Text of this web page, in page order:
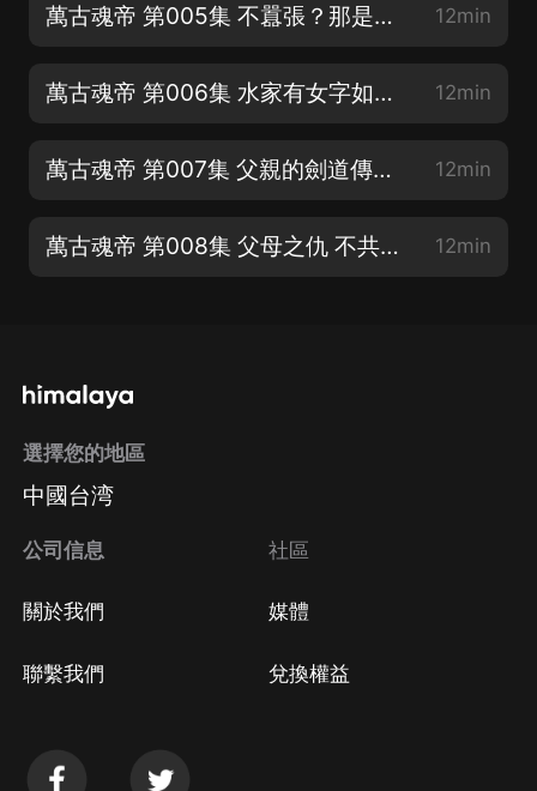
萬古魂帝 第005集 不囂張？那是古藏龍？| 好聽的話，要分享呦 12min
萬古魂帝 第006集 水家有女字如清 | 謝謝投給我月票小耳朵 12min
萬古魂帝 第007集 父親的劍道傳承 | 開局爆更 12min
萬古魂帝 第008集 父母之仇 不共戴天 12min
選擇您的地區
中國台湾
公司信息
關於我們
聯繫我們
社區
媒體
兌換權益